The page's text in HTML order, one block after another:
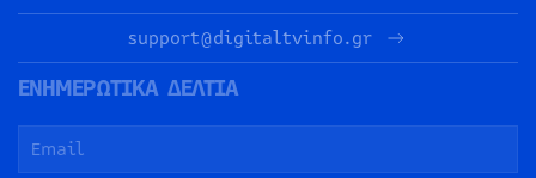
support@digitaltvinfo.gr
ΕΝΗΜΕΡΩΤΙΚΑ ΔΕΛΤΙΑ